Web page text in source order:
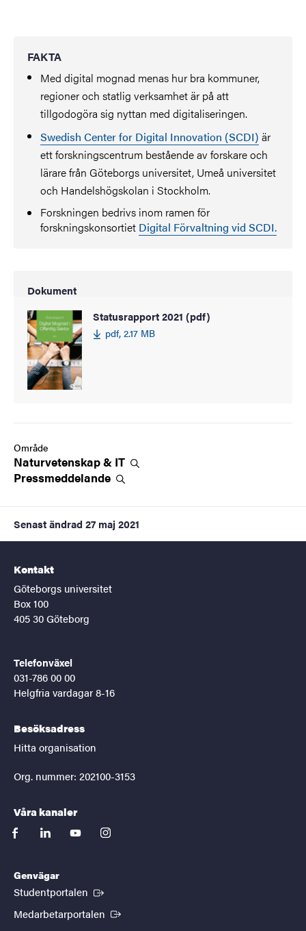
FAKTA
Med digital mognad menas hur bra kommuner,
regioner och statlig verksamhet är på att
tillgodogöra sig nyttan med digitaliseringen.
Swedish Center for Digital Innovation (SCDI) är
ett forskningscentrum bestående av forskare och
lärare från Göteborgs universitet, Umeå universitet
och Handelshögskolan i Stockholm.
Forskningen bedrivs inom ramen för
forskningskonsortiet Digital Förvaltning vid SCDI.
Dokument
Statusrapport 2021 (pdf)
pdf, 2.17 MB
Område
Naturvetenskap & IT
Pressmeddelande
Senast ändrad 27 maj 2021
Kontakt
Göteborgs universitet
Box 100
405 30 Göteborg
Telefonväxel
031-786 00 00
Helgfria vardagar 8-16
Besöksadress
Hitta organisation
Org. nummer: 202100-3153
Våra kanaler
facebooklinkedinyoutubeinstagram
Genvägar
Studentportalen (Extern länk)
Medarbetarportalen (Extern länk)